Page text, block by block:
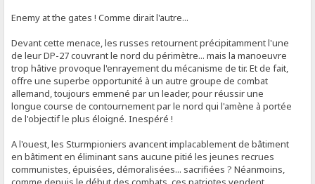
Enemy at the gates ! Comme dirait l'autre...
Devant cette menace, les russes retournent précipitamment l'une
de leur DP-27 couvrant le nord du périmètre... mais la manoeuvre
trop hâtive provoque l'enrayement du mécanisme de tir. Et de fait,
offre une superbe opportunité à un autre groupe de combat
allemand, toujours emmené par un leader, pour réussir une
longue course de contournement par le nord qui l'amène à portée
de l'objectif le plus éloigné. Inespéré !
A l'ouest, les Sturmpioniers avancent implacablement de bâtiment
en bâtiment en éliminant sans aucune pitié les jeunes recrues
communistes, épuisées, démoralisées... sacrifiées ? Néanmoins,